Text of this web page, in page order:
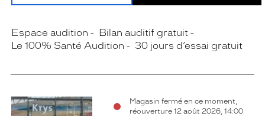
Espace audition
Bilan auditif gratuit
Le 100% Santé Audition
30 jours d’essai gratuit
Magasin fermé en ce moment,
réouverture 12 août 2026, 14:00